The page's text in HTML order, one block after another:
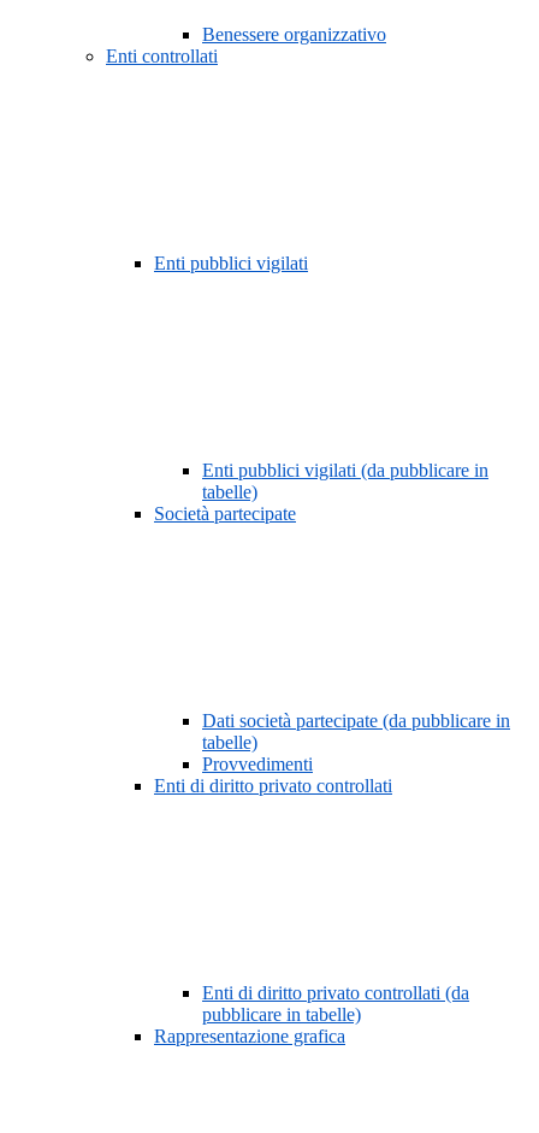
Benessere organizzativo
Enti controllati
Enti pubblici vigilati
Enti pubblici vigilati (da pubblicare in
tabelle)
Società partecipate
Dati società partecipate (da pubblicare in
tabelle)
Provvedimenti
Enti di diritto privato controllati
Enti di diritto privato controllati (da
pubblicare in tabelle)
Rappresentazione grafica